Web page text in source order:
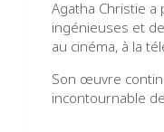
Agatha Christie
ingénieuses et
au cinéma, à la
Son œuvre
incontournable